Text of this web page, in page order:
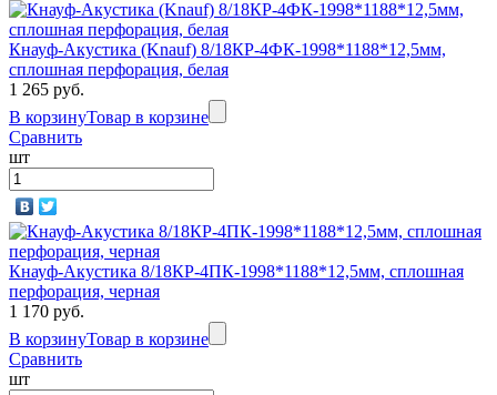
Кнауф-Акустика (Knauf) 8/18КР-4ФК-1998*1188*12,5мм,
сплошная перфорация, белая
1 265 руб.
В корзинуТовар в корзине
Сравнить
шт
Кнауф-Акустика 8/18КР-4ПК-1998*1188*12,5мм, сплошная
перфорация, черная
1 170 руб.
В корзинуТовар в корзине
Сравнить
шт